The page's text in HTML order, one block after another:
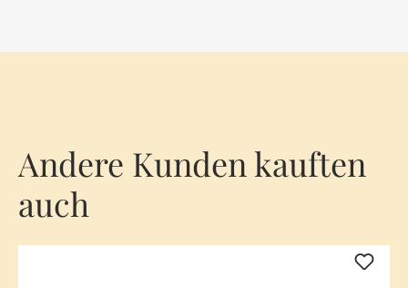
Andere Kunden kauften
auch